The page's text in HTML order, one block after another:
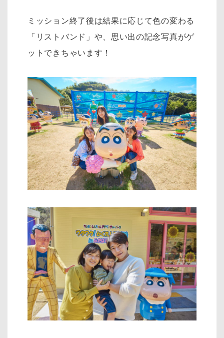
ミッション終了後は結果に応じて色の変わる
「リストバンド」や、思い出の記念写真がゲ
ットできちゃいます！